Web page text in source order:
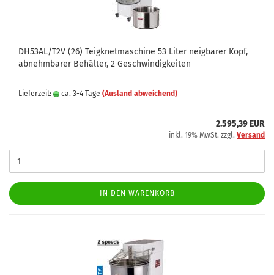
DH53AL/T2V (26) Teigknetmaschine 53 Liter neigbarer Kopf,
abnehmbarer Behälter, 2 Geschwindigkeiten
Lieferzeit: ca. 3-4 Tage (Ausland abweichend)
2.595,39 EUR
inkl. 19% MwSt. zzgl. Versand
IN DEN WARENKORB